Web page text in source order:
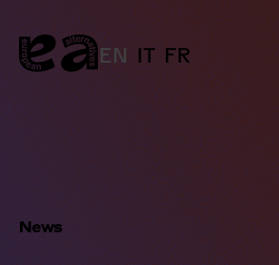
Skip
to
content
EN IT FR
News